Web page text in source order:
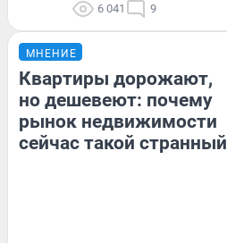
6 041 9
МНЕНИЕ
Квартиры дорожают,
но дешевеют: почему
рынок недвижимости
сейчас такой странный